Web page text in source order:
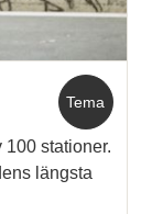
Tema
100 stationer.
längsta